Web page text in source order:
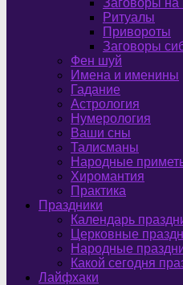
Заговоры на
Ритуалы
Привороты
Заговоры
Фен шуй
Имена и именины
Гадание
Астрология
Нумерология
Ваши сны
Талисманы
Народные
Хиромантия
Практика
Праздники
Календарь
Церковные
Народные
Какой сегодня
Лайфхаки